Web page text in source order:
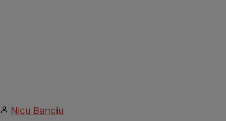
Nicu Banciu